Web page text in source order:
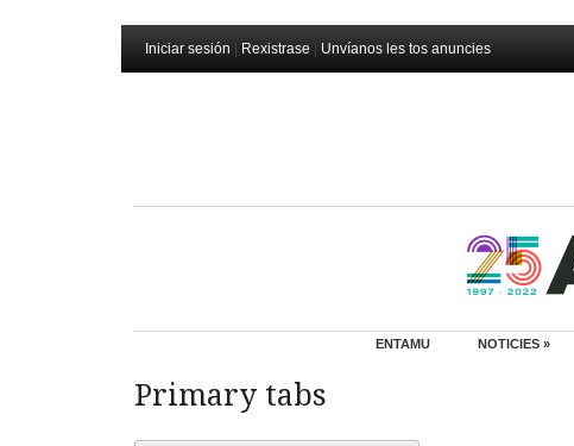
Iniciar sesión Rexistrase Unvíanos les tos anuncies
ENTAMU NOTICIES »
Primary tabs